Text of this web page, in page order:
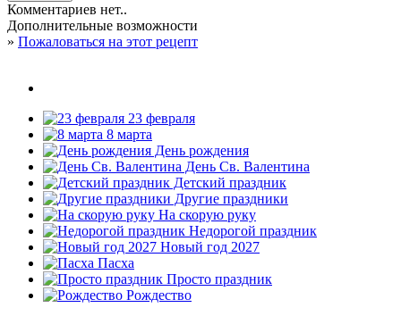
Комментариев нет..
Дополнительные возможности
» Пожаловаться на этот рецепт
23 февраля
8 марта
День рождения
День Св. Валентина
Детский праздник
Другие праздники
На скорую руку
Недорогой праздник
Новый год 2027
Пасха
Просто праздник
Рождество